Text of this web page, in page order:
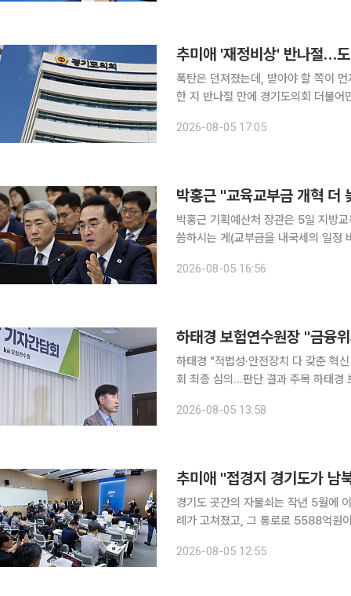
추미애 '재정비상' 반나절…
폭탄은 던져졌는데, 받아야 할 쪽이
한 지 반나절 만에 경기도의회 더불어
하면 도의회 양당은 이날 각각 입장
2026-08-05 17:05
박홍근 "교육교부금 개혁 더
박홍근 기획예산처 장관은 5일 지방
씀하시는 게(교부금을 내국세의 일정
20.79%를 교육교부금으로 자동배분
2026-08-05 16:56
하태경 보험연수원장 "금융
하태경 "적법성·안전장치 다 갖춘 혁
회 최종 심의…판단 결과 주목 하태경 보험연수원장이 연수원이 추진해 온 교육 AI 개발 및 합작투
규제 제로베이스 재검토를 밝힌 상황
2026-08-05 13:58
추미애 "접경지 경기도가 남
경기도 곳간의 자물쇠는 작년 5월에
례가 고쳐졌고, 그 통로로 5588억원
기도청 브리핑룸 기자회견에서 "접경
2026-08-05 12:55